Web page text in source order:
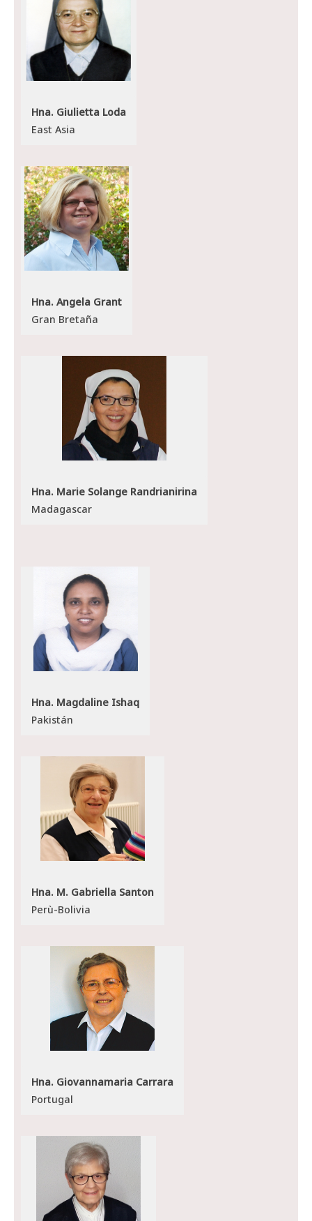
Hna. Giulietta Loda
East Asia
Hna. Angela Grant
Gran Bretaña
Hna. Marie Solange Randrianirina
Madagascar
Hna. Magdaline Ishaq
Pakistán
Hna. M. Gabriella Santon
Perù-Bolivia
Hna. Giovannamaria Carrara
Portugal